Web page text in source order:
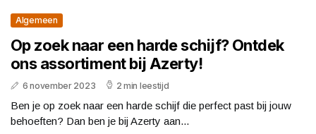
Algemeen
Op zoek naar een harde schijf? Ontdek
ons assortiment bij Azerty!
6 november 2023 2 min leestijd
Ben je op zoek naar een harde schijf die perfect past bij jouw
behoeften? Dan ben je bij Azerty aan...